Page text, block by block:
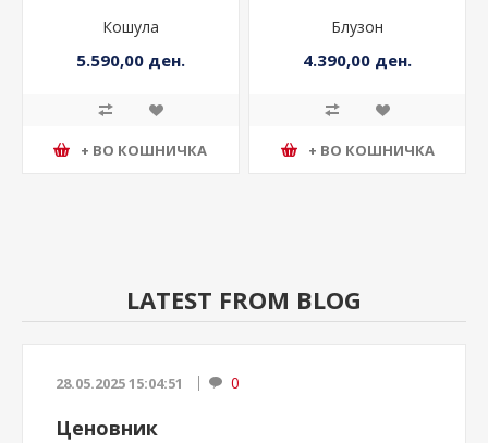
Кошула
5.590,00 ден.
+ ВО КОШНИЧКА
Блузон
4.390,00 ден.
+ ВО КОШНИЧКА
LATEST FROM BLOG
28.05.2025 15:04:51 0
Ценовник